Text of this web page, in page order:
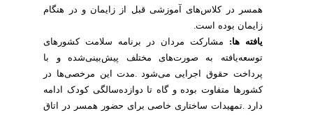
همسر
در کلاسهای آموزشی قبل از زایمان و در
هنگام
زایمان بوده است.
یافته ها: مشارکت مردان در برنامه سلامت کشورهای
توسعهیافته صورتهای مختلف پیشبینیشده
پرداخت حقوق اجرایی میشود.مدت این مرخصیها در
کشورها متفاوت بوده و گاه تا دوازدهسالگی کودک ادامه
دارد .تمهیدات ساختاری خاصی برای حضور همسر در اتاق